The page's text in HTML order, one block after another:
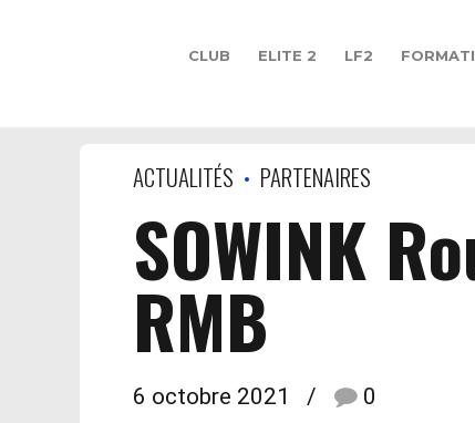
CLUB ELITE 2 LF2
ACTUALITÉS PARTENAIRES
SOWINK
RMB
6 octobre 2021 0